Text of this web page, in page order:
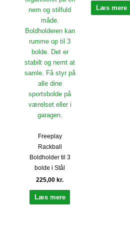
Freeplay
Rackball
Boldholder til 3
bolde i Stål
225,00 kr.
Læs mere
Læs mere